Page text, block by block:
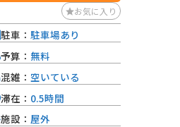
お気に入り
駐車： 駐車場あり
予算： 無料
混雑： 空いている
滞在： 0.5時間
施設： 屋外